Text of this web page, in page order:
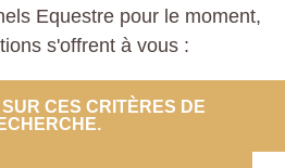
Equestre pour le moment,
s'offrent à vous :
CES CRITÈRES DE